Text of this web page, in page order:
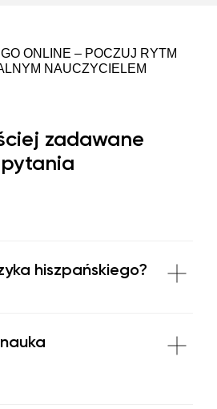
ONLINE – POCZUJ RYTM
NAUCZYCIELEM
zadawane
pytania
hiszpańskiego?